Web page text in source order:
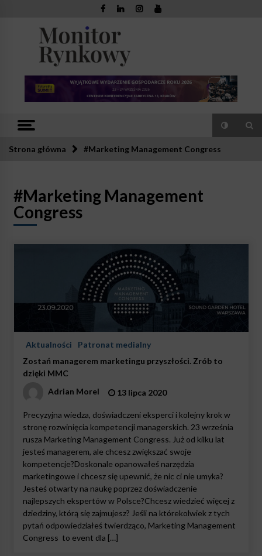
Monitor
Rynkowy
Strona główna #Marketing Management Congress
#Marketing Management
Congress
Aktualności
Patronat medialny
Zostań managerem marketingu przyszłości. Zrób to
dzięki MMC
Adrian Morel
13 lipca 2020
Precyzyjna wiedza, doświadczeni eksperci i kolejny krok w
stronę rozwinięcia kompetencji managerskich. 23 września
rusza Marketing Management Congress. Już od kilku lat
jesteś managerem, ale chcesz zwiększać swoje
kompetencje?Doskonale opanowałeś narzędzia
marketingowe i chcesz się upewnić, że nic ci nie umyka?
Jesteś otwarty na naukę poprzez doświadczenie
najlepszych ekspertów w Polsce?Chcesz wiedzieć więcej z
dziedziny, którą się zajmujesz? Jeśli na którekolwiek z tych
pytań odpowiedziałeś twierdząco, Marketing Management
Congress to event dla […]